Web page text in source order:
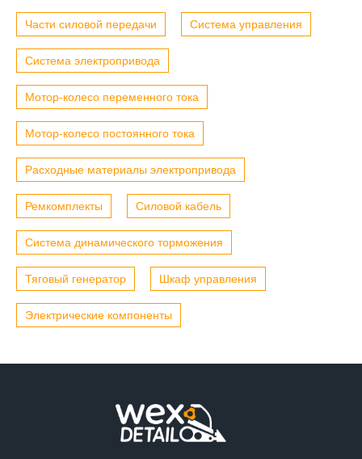
Части силовой передачи Система управления
Система электропривода
Мотор-колесо переменного тока
Мотор-колесо постоянного тока
Расходные материалы электропривода
Ремкомплекты Силовой кабель
Система динамического торможения
Тяговый генератор Шкаф управления
Электрические компоненты